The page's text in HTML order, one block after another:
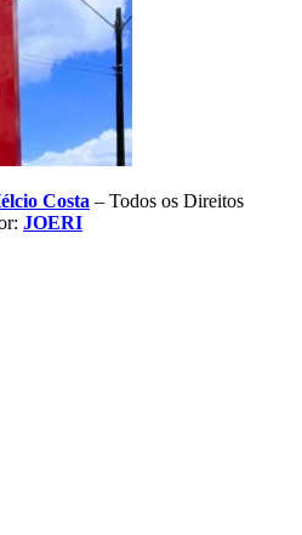
Costa – Todos os Direitos
JOERI